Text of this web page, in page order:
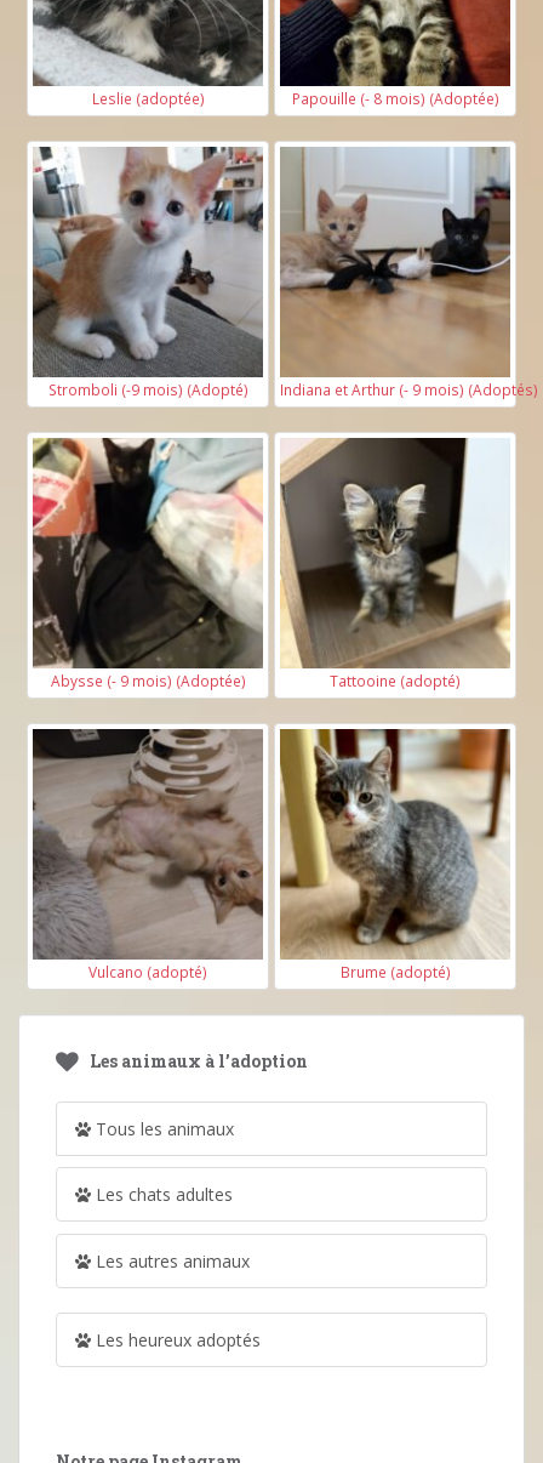
Leslie (adoptée) Papouille (- 8 mois) (Adoptée)
Stromboli (-9 mois) (Adopté) Indiana et Arthur (- 9 mois) (Adoptés)
Abysse (- 9 mois) (Adoptée) Tattooine (adopté)
Vulcano (adopté) Brume (adopté)
Les animaux à l’adoption
Tous les animaux
Les chats adultes
Les autres animaux
Les heureux adoptés